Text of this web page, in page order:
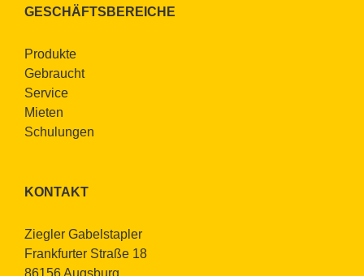
GE­SCHÄFTS­BE­REI­CHE
Pro­duk­te
Ge­braucht
Ser­vice
Mie­ten
Schu­lun­gen
KON­TAKT
Zieg­ler Ga­bel­stap­ler
Frank­fur­ter Stra­ße 18
86156 Augs­burg